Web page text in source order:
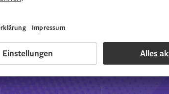
Gemeinsam Zukunft
und Begegnung. Erleben
Futures in Noisy Times“